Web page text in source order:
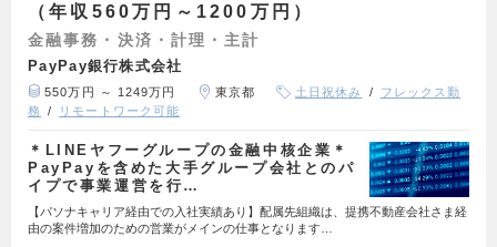
（年収560万円～1200万円）
金融事務・決済・計理・主計
PayPay銀行株式会社
550万円 ～ 1249万円 東京都 土日祝休み
フレックス勤
務
リモートワーク可能
＊LINEヤフーグループの金融中核企業＊
PayPayを含めた大手グループ会社とのパ
イプで事業運営を行…
【パソナキャリア経由での入社実績あり】配属先組織は、提携不動産会社さま経
由の案件増加のための営業がメインの仕事となります…